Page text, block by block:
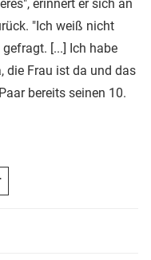
erinnert er sich an
"Ich weiß nicht
[...] Ich habe
die Frau ist da und das
bereits seinen 10.